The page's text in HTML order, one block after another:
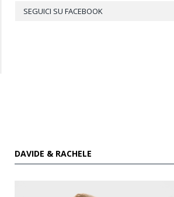
SEGUICI SU FACEBOOK
DAVIDE & RACHELE